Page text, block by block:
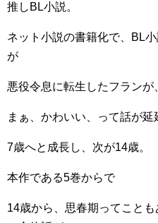
推しBL小説。
ネット小説の書籍化で、BL
が
悪役令息に転生したフランが
まぁ、かわいい、って話が延
7歳へと成長し、次が14歳。
本作である5巻からで
14歳から、思春期ってこと